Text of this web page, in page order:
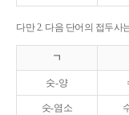
다만 2. 다음 단어의 접두사
ㄱ
숫-양
숫-염소